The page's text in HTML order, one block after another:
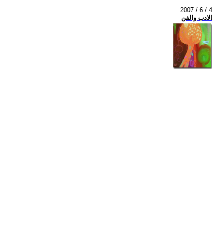
2007 / 6 / 4
الادب والفن